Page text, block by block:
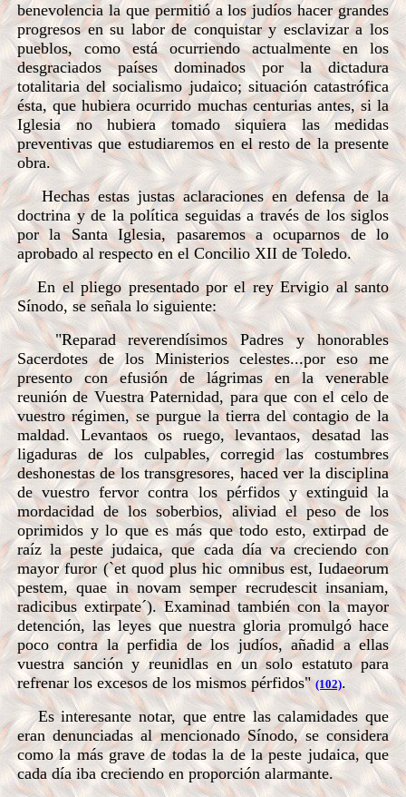
benevolencia la que permitió a los judíos hacer grandes
progresos en su labor de conquistar y esclavizar a los
pueblos, como está ocurriendo actualmente en los
desgraciados países dominados por la dictadura
totalitaria del socialismo judaico; situación catastrófica
ésta, que hubiera ocurrido muchas centurias antes, si la
Iglesia no hubiera tomado siquiera las medidas
preventivas que estudiaremos en el resto de la presente
obra.
Hechas estas justas aclaraciones en defensa de la
doctrina y de la política seguidas a través de los siglos
por la Santa Iglesia, pasaremos a ocuparnos de lo
aprobado al respecto en el Concilio XII de Toledo.
En el pliego presentado por el rey Ervigio al santo
Sínodo, se señala lo siguiente:
"Reparad reverendísimos Padres y honorables
Sacerdotes de los Ministerios celestes...por eso me
presento con efusión de lágrimas en la venerable
reunión de Vuestra Paternidad, para que con el celo de
vuestro régimen, se purgue la tierra del contagio de la
maldad. Levantaos os ruego, levantaos, desatad las
ligaduras de los culpables, corregid las costumbres
deshonestas de los transgresores, haced ver la disciplina
de vuestro fervor contra los pérfidos y extinguid la
mordacidad de los soberbios, aliviad el peso de los
oprimidos y lo que es más que todo esto, extirpad de
raíz la peste judaica, que cada día va creciendo con
mayor furor (`et quod plus hic omnibus est, Iudaeorum
pestem, quae in novam semper recrudescit insaniam,
radicibus extirpate´). Examinad también con la mayor
detención, las leyes que nuestra gloria promulgó hace
poco contra la perfidia de los judíos, añadid a ellas
vuestra sanción y reunidlas en un solo estatuto para
refrenar los excesos de los mismos pérfidos"(102).
Es interesante notar, que entre las calamidades que
eran denunciadas al mencionado Sínodo, se considera
como la más grave de todas la de la peste judaica, que
cada día iba creciendo en proporción alarmante.